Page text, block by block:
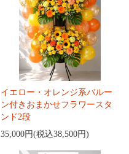
イエロー・オレンジ系バルー
ン付きおまかせフラワースタ
ンド2段
35,000円(税込38,500円)